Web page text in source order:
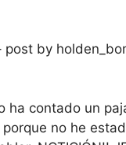
post by
ha contado un
no he